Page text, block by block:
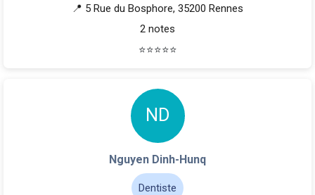
📍 5 Rue du Bosphore, 35200 Rennes
2 notes
⭐⭐⭐⭐⭐
N D
Nguyen Dinh-Hunq
Dentiste